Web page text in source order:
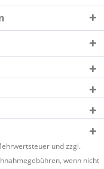
und zzgl.
wenn nicht